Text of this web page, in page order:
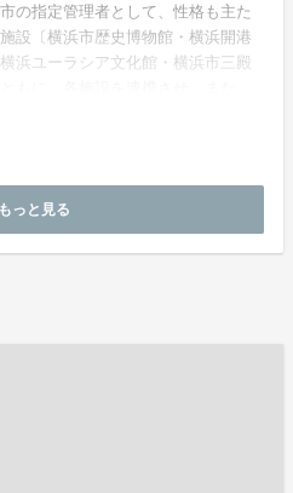
の指定管理者として、性格も主た
設〔横浜市歴史博物館・横浜開港
浜ユーラシア文化館・横浜市三殿
もっと見る